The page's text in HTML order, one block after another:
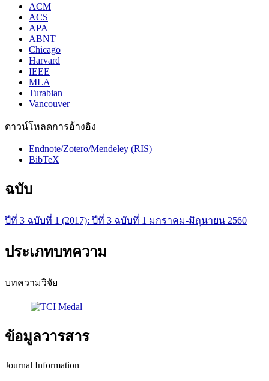
ACM
ACS
APA
ABNT
Chicago
Harvard
IEEE
MLA
Turabian
Vancouver
ดาวน์โหลดการอ้างอิง
Endnote/Zotero/Mendeley (RIS)
BibTeX
ฉบับ
ปีที่ 3 ฉบับที่ 1 (2017): ปีที่ 3 ฉบับที่ 1 มกราคม-มิถุนายน 2560
ประเภทบทความ
บทความวิจัย
ข้อมูลวารสาร
Journal Information